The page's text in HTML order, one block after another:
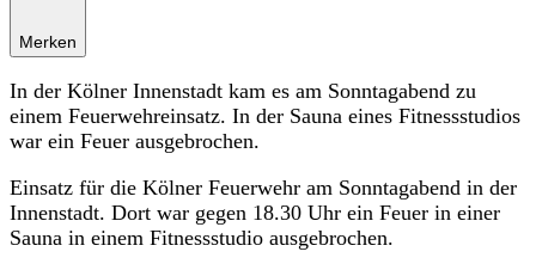
Merken
In der Kölner Innenstadt kam es am Sonntagabend zu
einem Feuerwehreinsatz. In der Sauna eines Fitnessstudios
war ein Feuer ausgebrochen.
Einsatz für die Kölner Feuerwehr am Sonntagabend in der
Innenstadt. Dort war gegen 18.30 Uhr ein Feuer in einer
Sauna in einem Fitnessstudio ausgebrochen.